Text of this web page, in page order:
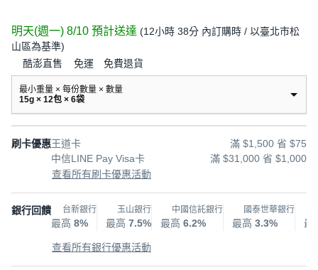
明天(週一) 8/10 預計送達 (12小時 38分 內訂購時 / 以臺北市松
山區為基準)
酷澎直售 免運 免費退貨
最小重量 × 每份數量 × 數量
15g × 12包 × 6袋
刷卡優惠王道卡
滿 $1,500 省 $75
中信LINE Pay Visa卡
滿 $31,000 省 $1,000
查看所有刷卡優惠活動
銀行回饋 台新銀行
最高 8%
玉山銀行
最高 7.5%
中國信託銀行
最高 6.2%
國泰世華銀行
最高 3.3% 最
查看所有銀行優惠活動